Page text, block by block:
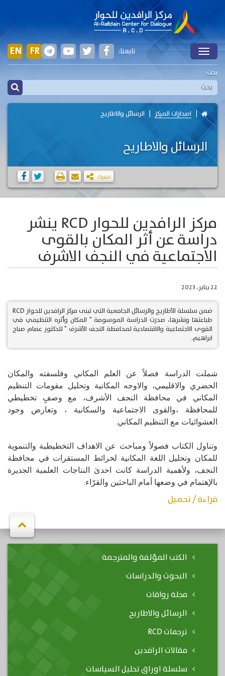
Toggle
EN FR تابعنا:
بحث:
اصدارات المركز الرسائل والاطاريح
الرسائل والاطاريح
اشترك
مركز الرافدين للحوار RCD ينشر
دراسة عن أثر المكان بالقوى
الاجتماعية في النجف الاشرف
22 يناير، 2023
ضمن سلسلة الأطاريح والرسائل الجامعية التي تبنى مركز الرافدين للحوار RCD
طباعتها ونشرها، صدرت الدراسة الموسومة " المكان وأثره التنظيمي في
القوى الاجتماعية والاقتصادية لمحافظة النجف الأشرف " للدكتور عصام صباح
ابراهيم.
العشوائيات مع التنظيم المكاني.
بالإهتمام في وضعها أمام الباحثين والقرّاء.
قراءة / تحميل
الكتب المؤلفة والمترجمة
البحوث والدراسات
مجلة رواقات
الرسائل والاطاريح
ترجمات RCD
مقالات الرافدين
سلسلة اوراق تحليل السياسات